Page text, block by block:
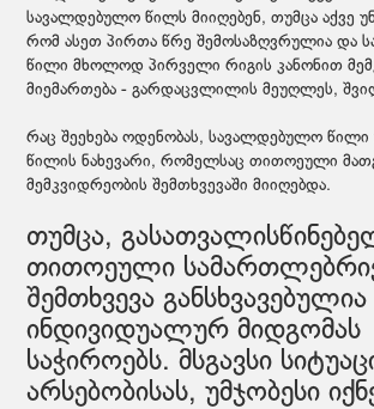
სავალდებულო წილს მიიღებენ, თუმცა აქვე
რომ ასეთ პირთა წრე შემოსაზღვრულია და
წილი მხოლოდ პირველი რიგის კანონით
მიემართება - გარდაცვლილის მეუღლეს,
რაც შეეხება ოდენობას, სავალდებულო წილი
წილის ნახევარი, რომელსაც თითოეული
მემკვიდრეობის შემთხვევაში მიიღებდა.
თუმცა,
თითოეული
შემთხვევა
ინდივიდუალურ მიდგომას
საჭიროებს. მსგავსი
არსებობისას, უმჯობესი